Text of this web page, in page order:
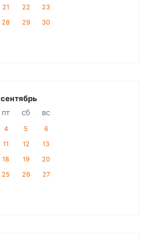
21 22
23
28 29
30
сентябрь
пт сб вс
4 5
6
11 12
13
18 19
20
25 26
27